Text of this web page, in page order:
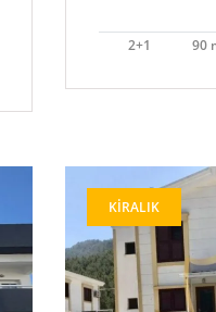
2+1 90
KIRALIK